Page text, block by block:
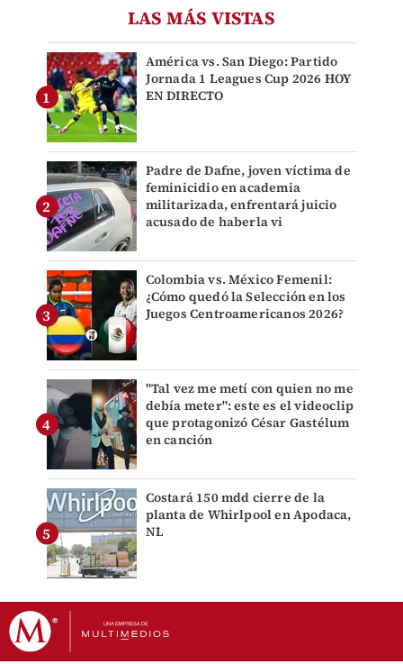
LAS MÁS VISTAS
América vs. San Diego: Partido
Jornada 1 Leagues Cup 2026 HOY
EN DIRECTO
Padre de Dafne, joven víctima de
feminicidio en academia
militarizada, enfrentará juicio
acusado de haberla vi
Colombia vs. México Femenil:
¿Cómo quedó la Selección en los
Juegos Centroamericanos 2026?
"Tal vez me metí con quien no me
debía meter": este es el videoclip
que protagonizó César Gastélum
en canción
Costará 150 mdd cierre de la
planta de Whirlpool en Apodaca,
NL